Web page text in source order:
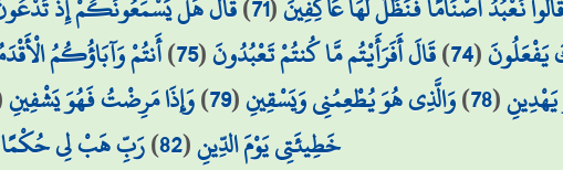
(
74
)قَالَ أَفَرَأَيْتُم مَّا كُنتُمْ تَعْبُدُونَ(
75
)أَنتُمْ وَآبَاؤُكُمُ
(
78
)وَالَّذِي هُوَ يُطْعِمُنِي وَيَسْقِينِ(
79
)وَإِذَا مَرِضْتُ فَهُوَ يَشْفِينِ
خَطِيئَتِي يَوْمَ الدِّينِ(
82
)رَبِّ هَبْ لِي حُكْمًا